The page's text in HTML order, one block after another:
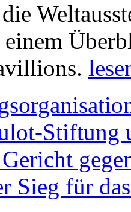
Stiftung
Sieg für